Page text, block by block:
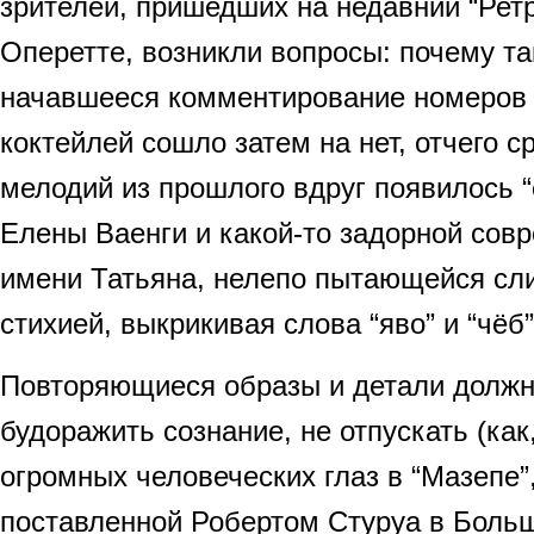
зрителей, пришедших на недавний
Оперетте, возникли вопросы: почему
начавшееся комментирование номеров
коктейлей сошло затем на нет, отчего
мелодий из прошлого вдруг появилось
Елены Ваенги и какой-то задорной
имени Татьяна, нелепо пытающейся
стихией, выкрикивая слова “яво” и
Повторяющиеся образы и детали
будоражить сознание, не отпускать
огромных человеческих глаз в
поставленной Робертом Стуруа в